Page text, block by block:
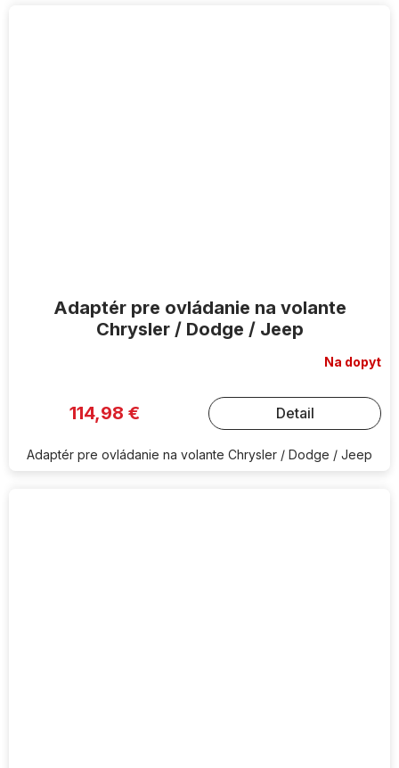
Adaptér pre ovládanie na volante
Chrysler / Dodge / Jeep
Na dopyt
114,98 € Detail
Adaptér pre ovládanie na volante Chrysler / Dodge / Jeep